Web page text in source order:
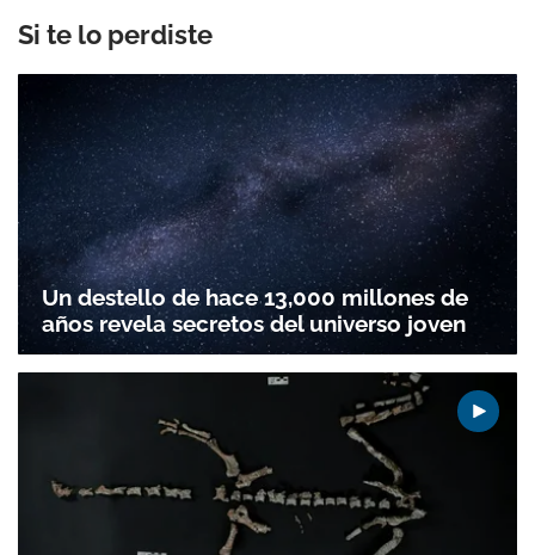
Si te lo perdiste
Un destello de hace 13,000 millones de
años revela secretos del universo joven